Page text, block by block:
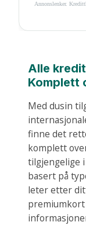
Alle
Komplett
Med dusin
finne det
komplett
tilgjengelige
basert på
leter etter
Annonslenker.